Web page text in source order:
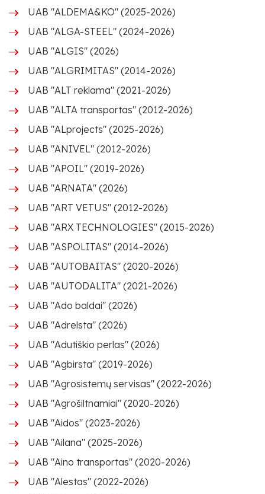
UAB "ALDEMA&KO" (2025-2026)
UAB "ALGA-STEEL" (2024-2026)
UAB "ALGIS" (2026)
UAB "ALGRIMITAS" (2014-2026)
UAB "ALT reklama" (2021-2026)
UAB "ALTA transportas" (2012-2026)
UAB "ALprojects" (2025-2026)
UAB "ANIVEL" (2012-2026)
UAB "APOIL" (2019-2026)
UAB "ARNATA" (2026)
UAB "ART VETUS" (2012-2026)
UAB "ARX TECHNOLOGIES" (2015-2026)
UAB "ASPOLITAS" (2014-2026)
UAB "AUTOBAITAS" (2020-2026)
UAB "AUTODALITA" (2021-2026)
UAB "Ado baldai" (2026)
UAB "Adrelsta" (2026)
UAB "Adutiškio perlas" (2026)
UAB "Agbirsta" (2019-2026)
UAB "Agrosistemų servisas" (2022-2026)
UAB "Agrošiltnamiai" (2020-2026)
UAB "Aidos" (2023-2026)
UAB "Ailana" (2025-2026)
UAB "Aino transportas" (2020-2026)
UAB "Alestas" (2022-2026)